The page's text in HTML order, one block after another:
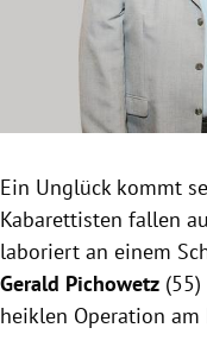
Untermenü
Untermenü
Untermenü
Untermenü
Ein Unglückkommt
Kabarettisten fallen
laboriert an einem
Gerald Pichowetz
heiklen Operation am